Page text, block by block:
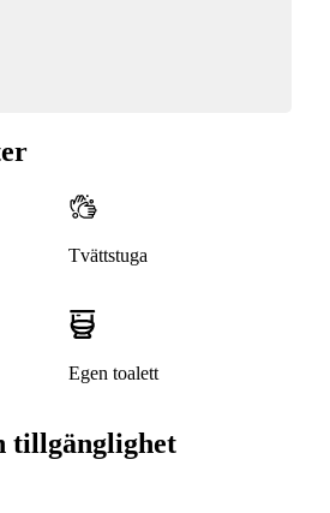
Tvättstuga
Egen toalett
tillgänglighet